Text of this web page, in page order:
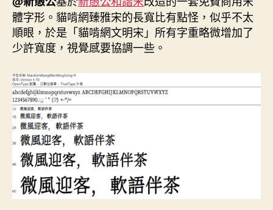
體字形。貓啃網臻雅宋的長寬比有點怪，似乎不太
順眼，於是「貓啃網文明宋」所有字重略微增加了
少許寬度，視覺感要協調一些。